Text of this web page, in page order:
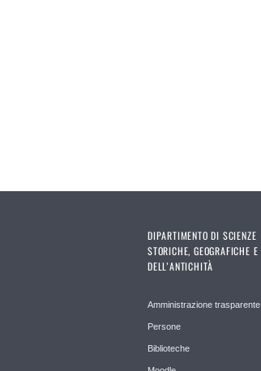
DIPARTIMENTO DI SCIENZE
STORICHE, GEOGRAFICHE E
DELL’ANTICHITÀ
Amministrazione trasparente
Persone
Biblioteche